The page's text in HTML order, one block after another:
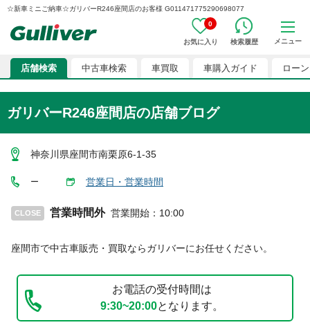
☆新車ミニご納車☆ガリバーR246座間店のお客様 G011471775290698077
0
お気に入り 検索履歴 メニュー
店舗検索 中古車検索 車買取 車購入ガイド ローン
ガリバーR246座間店の店舗ブログ
神奈川県座間市南栗原6-1-35
ー 営業日・営業時間
CLOSE 営業時間外 営業開始 ： 10:00
座間市で中古車販売・買取ならガリバーにお任せください。
お電話の受付時間は
9:30~20:00となります。